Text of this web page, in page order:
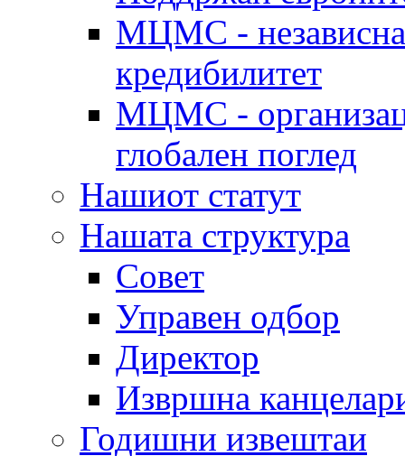
МЦМС - независна
кредибилитет
МЦМС -
глобален поглед
Нашиот статут
Нашата структура
Совет
Управен одбор
Директор
Извршна
Годишни извештаи